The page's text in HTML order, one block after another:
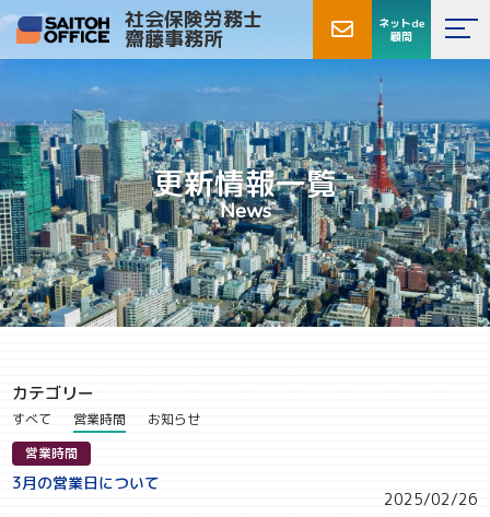
更新情報一覧
News
ネットde
顧問
社会保険労務士
齋藤事務所
カテゴリー
すべて 営業時間
お知らせ
営業時間
3月の営業日について
2025/02/26